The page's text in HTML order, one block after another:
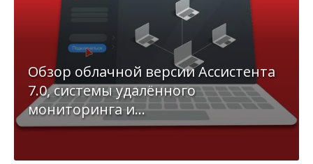
Обзор облачной версии Ассистента
7.0, системы удалённого
мониторинга и...